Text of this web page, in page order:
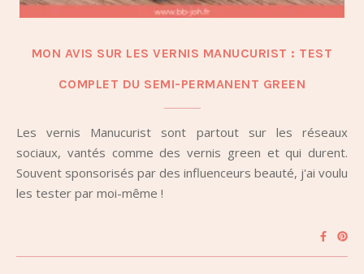
MON AVIS SUR LES VERNIS MANUCURIST : TEST
COMPLET DU SEMI-PERMANENT GREEN
Les vernis Manucurist sont partout sur les réseaux
sociaux, vantés comme des vernis green et qui durent.
Souvent sponsorisés par des influenceurs beauté, j'ai voulu
les tester par moi-même !